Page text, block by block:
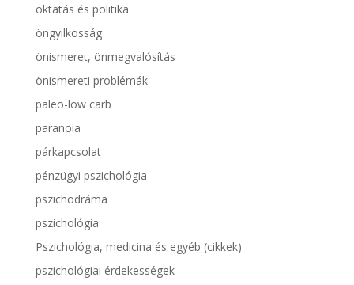
oktatás és politika
öngyilkosság
önismeret, önmegvalósítás
önismereti problémák
paleo-low carb
paranoia
párkapcsolat
pénzügyi pszichológia
pszichodráma
pszichológia
Pszichológia, medicina és egyéb (cikkek)
pszichológiai érdekességek